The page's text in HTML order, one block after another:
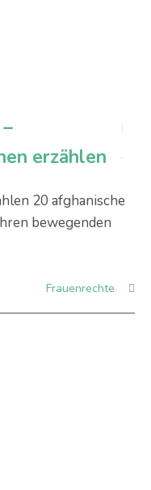
erzählen
20 afghanische
bewegenden
Frauenrechte